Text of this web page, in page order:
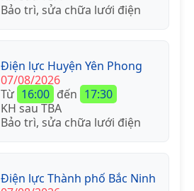
Bảo trì, sửa chữa lưới điện
Điện lực Huyện Yên Phong
07/08/2026
Từ 16:00 đến 17:30
KH sau TBA
Bảo trì, sửa chữa lưới điện
Điện lực Thành phố Bắc Ninh